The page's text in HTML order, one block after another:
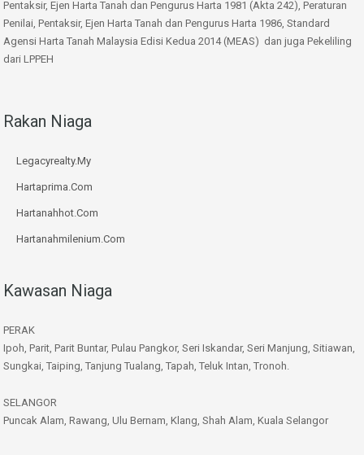
Pentaksir, Ejen Harta Tanah dan Pengurus Harta 1981 (Akta 242), Peraturan
Penilai, Pentaksir, Ejen Harta Tanah dan Pengurus Harta 1986, Standard
Agensi Harta Tanah Malaysia Edisi Kedua 2014 (MEAS) dan juga Pekeliling
dari LPPEH
Rakan Niaga
Legacyrealty.My
Hartaprima.Com
Hartanahhot.Com
Hartanahmilenium.Com
Kawasan Niaga
PERAK
Ipoh, Parit, Parit Buntar, Pulau Pangkor, Seri Iskandar, Seri Manjung, Sitiawan,
Sungkai, Taiping, Tanjung Tualang, Tapah, Teluk Intan, Tronoh.
SELANGOR
Puncak Alam, Rawang, Ulu Bernam, Klang, Shah Alam, Kuala Selangor